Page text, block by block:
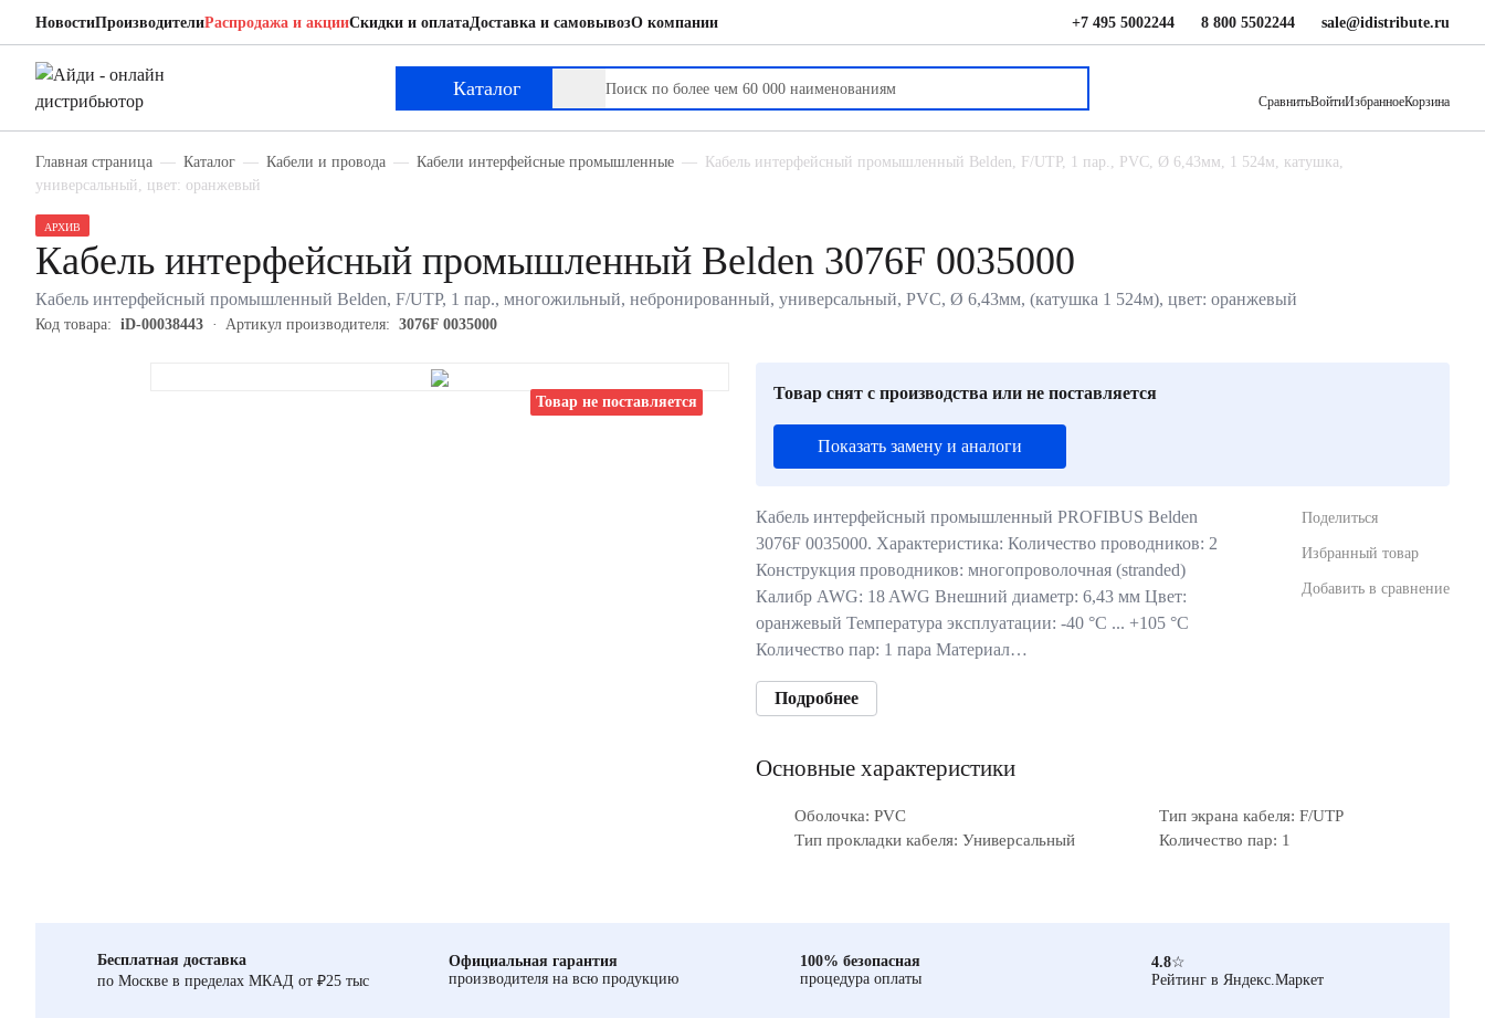
НовостиПроизводителиРаспродажа и акцииСкидки и оплатаДоставка и самовывозО компании +7 495 5002244 8 800 5502244 sale@idistribute.ru
Каталог
СравнитьВойтиИзбранноеКорзина
Главная страница Каталог Кабели и провода Кабели интерфейсные промышленные
Кабель интерфейсный промышленный Belden, F/UTP, 1 пар., PVC, Ø 6,43мм, 1 524м, катушка,
универсальный, цвет: оранжевый
Товар не поставляется
АРХИВ
Кабель интерфейсный промышленный Belden 3076F 0035000
Кабель интерфейсный промышленный Belden, F/UTP, 1 пар., многожильный, небронированный, универсальный, PVC, Ø 6,43мм, (катушка 1 524м), цвет: оранжевый
Код товара: iD-00038443 Артикул производителя: 3076F 0035000
Товар снят с производства или не поставляется
Показать замену и аналоги
Кабель интерфейсный промышленный PROFIBUS Belden
3076F 0035000. Характеристика: Количество проводников: 2
Конструкция проводников: многопроволочная (stranded)
Калибр AWG: 18 AWG Внешний диаметр: 6,43 мм Цвет:
оранжевый Температура эксплуатации: -40 °C ... +105 °C
Количество пар: 1 пара Материал…
Подробнее
Поделиться
Избранный товар
Добавить в сравнение
Основные характеристики
Оболочка: PVC
Тип экрана кабеля: F/UTP
Тип прокладки кабеля: Универсальный
Количество пар: 1
Бесплатная доставка
по Москве в пределах МКАД от ₽25 тыс
Официальная гарантия
производителя на всю продукцию
100% безопасная
процедура оплаты
4.8☆
Рейтинг в Яндекс.Маркет
Belden 3076F 0035000
Кабель интерфейсный промышленный